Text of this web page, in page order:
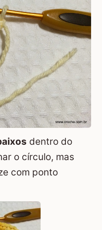
dentro do
o círculo, mas
com ponto